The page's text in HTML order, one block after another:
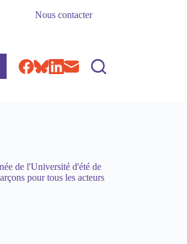
Nous contacter
de l'Université d'été de
pour tous les acteurs